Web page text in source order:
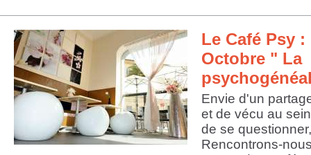
Le Café Psy :
Octobre " La
Envie d'un
et de vécu au
de se
Rencontrons-